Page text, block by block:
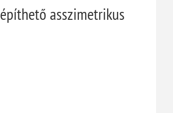
asszimetrikus